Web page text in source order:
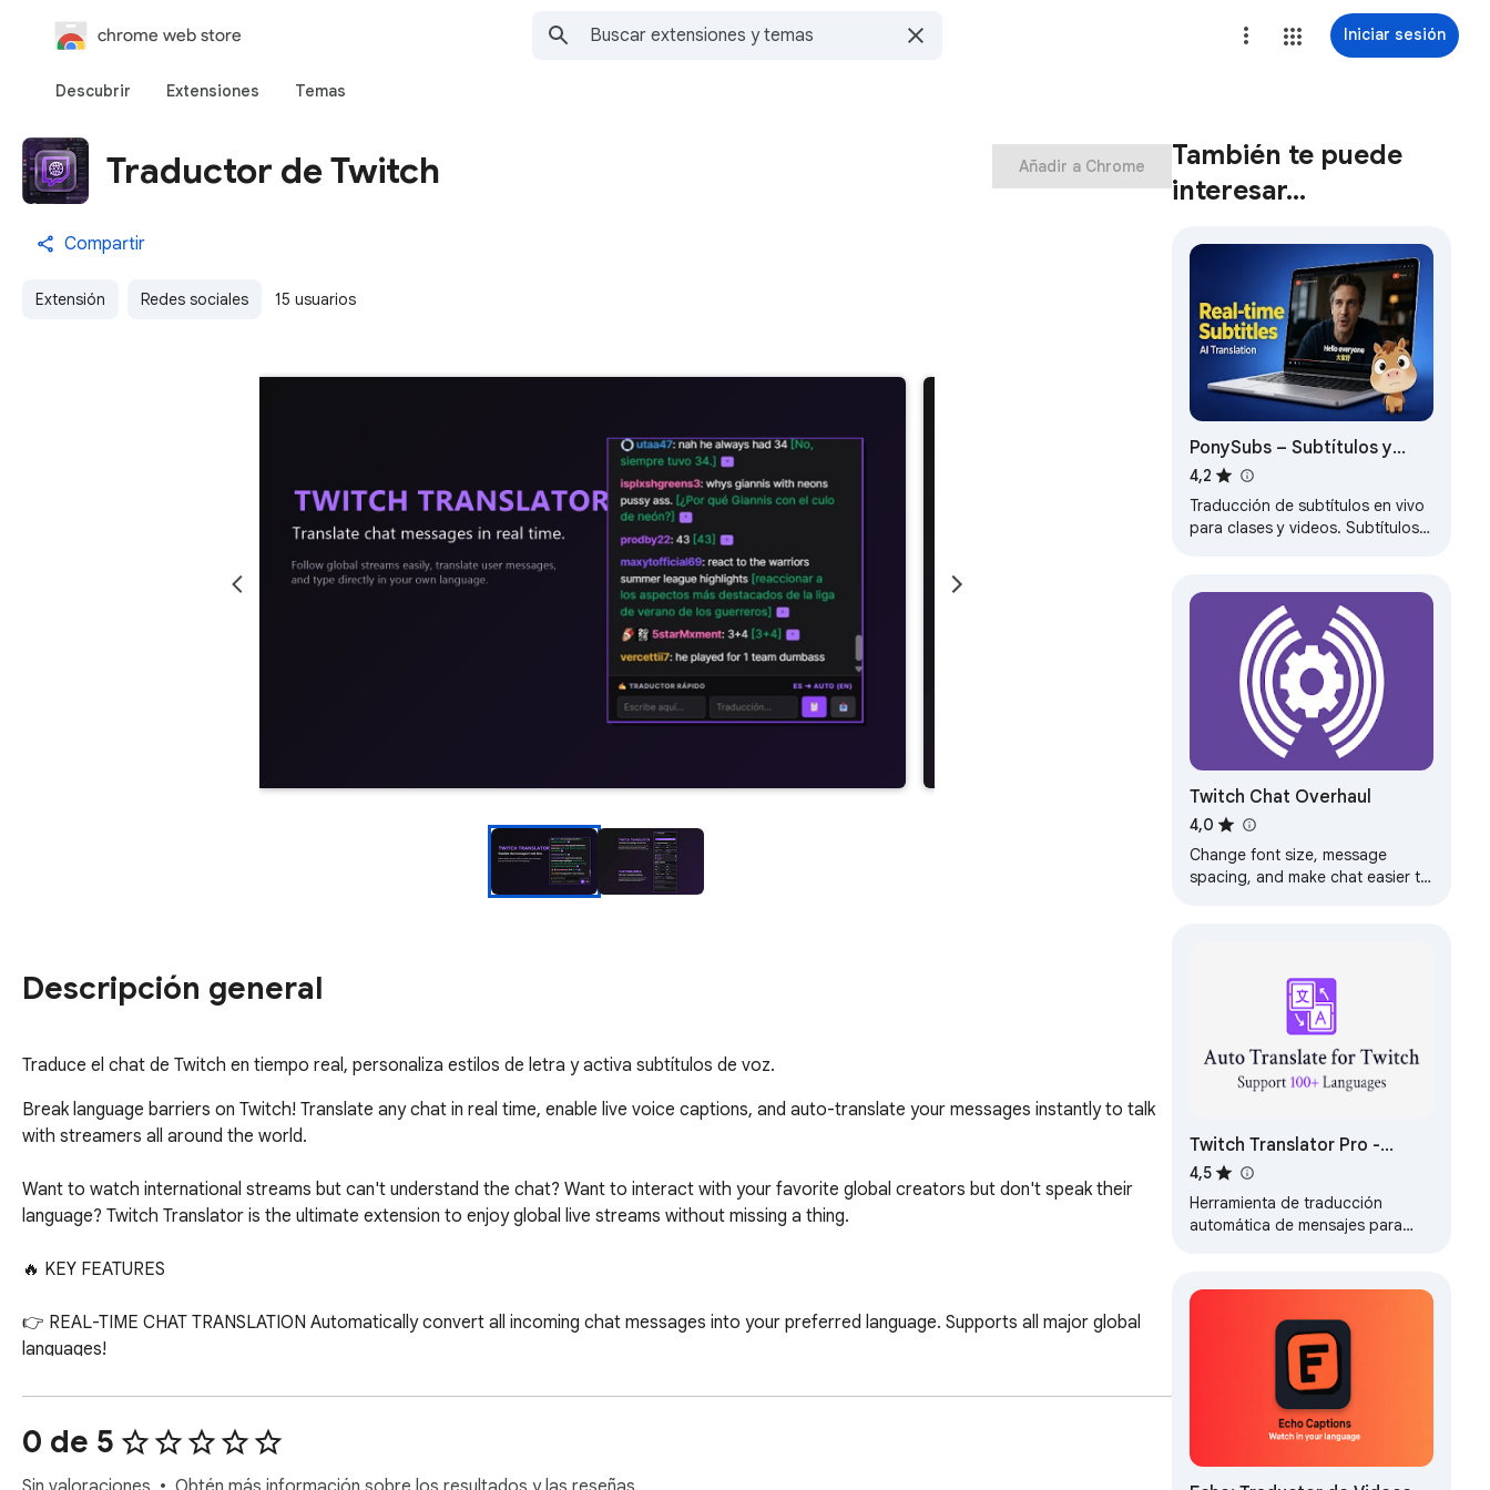
chrome web store Iniciar sesión
Descubrir Extensiones Temas
Traductor de Twitch
Compartir
Extensión Redes sociales 15 usuarios
Añadir a Chrome
Descripción general
Traduce el chat de Twitch en tiempo real, personaliza estilos de letra y activa subtítulos de voz.
Break language barriers on Twitch! Translate any chat in real time, enable live voice captions, and auto-translate your messages instantly to talk
with streamers all around the world.
Want to watch international streams but can't understand the chat? Want to interact with your favorite global creators but don't speak their
language? Twitch Translator is the ultimate extension to enjoy global live streams without missing a thing.
🔥 KEY FEATURES
👉 REAL-TIME CHAT TRANSLATION Automatically convert all incoming chat messages into your preferred language. Supports all major global
languages!
👉 QUICK SENT TRANSLATOR Write in your native language in the input box. The extension will automatically detect the stream's language and
send your message fully translated.
👉 NEW: PER-CHANNEL PROFILES Do you watch different international streamers? Now you can save unique language and visual settings for
0 de 5
También te puede
interesar…
PonySubs – Subtítulos y
traducción de video en vivo
4,2
Traducción de subtítulos en vivo
para clases y videos. Subtítulos y
las…
Twitch Chat Overhaul
4,0
Change font size, message
spacing, and make chat easier to
Twitch Translator Pro -
Traducción inmersiva y
bilingüe de chat
4,5
Herramienta de traducción
automática de mensajes para